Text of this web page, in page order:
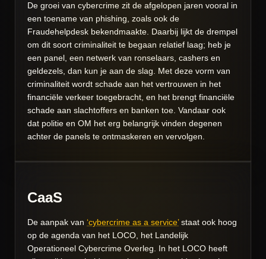
De groei van cybercrime zit de afgelopen jaren vooral in
een toename van phishing, zoals ook de
Fraudehelpdesk bekendmaakte. Daarbij lijkt de drempel
om dit soort criminaliteit te begaan relatief laag; heb je
een panel, een netwerk van ronselaars, cashers en
geldezels, dan kun je aan de slag. Met deze vorm van
criminaliteit wordt schade aan het vertrouwen in het
financiële verkeer toegebracht, en het brengt financiële
schade aan slachtoffers en banken toe. Vandaar ook
dat politie en OM het erg belangrijk vinden degenen
achter de panels te ontmaskeren en vervolgen.
CaaS
De aanpak van ‘cybercrime as a service’staat ook hoog
op de agenda van het LOCO, het Landelijk
Operationeel Cybercrime Overleg. In het LOCO heeft